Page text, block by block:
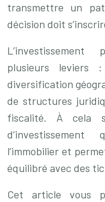
transmettre un
décision doit
L’investissement
plusieurs leviers
diversification
de structures
fiscalité. À cela
l’immobilier et
équilibré avec des
Cet article vous